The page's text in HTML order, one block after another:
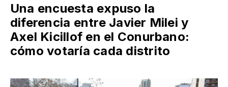
Una encuesta expuso la
diferencia entre Javier Milei y
Axel Kicillof en el Conurbano:
cómo votaría cada distrito